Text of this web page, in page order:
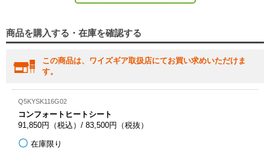
商品を購入する・在庫を確認する
この商品は、ワイズギア取扱店にてお買い求めいただけま
す。
Q5KYSK116G02
コンフォートヒートシート
91,850円（税込）/ 83,500円（税抜）
在庫限り